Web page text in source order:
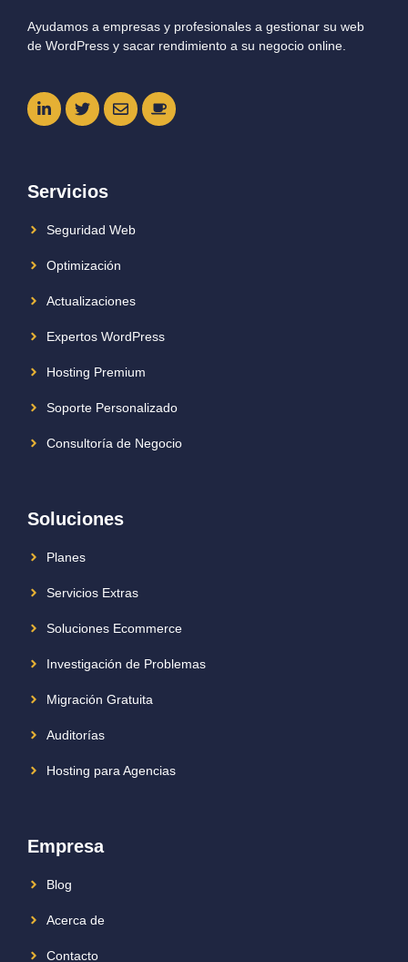
Ayudamos a empresas y profesionales a gestionar su web
de WordPress y sacar rendimiento a su negocio online.
Servicios
Seguridad Web
Optimización
Actualizaciones
Expertos WordPress
Hosting Premium
Soporte Personalizado
Consultoría de Negocio
Soluciones
Planes
Servicios Extras
Soluciones Ecommerce
Investigación de Problemas
Migración Gratuita
Auditorías
Hosting para Agencias
Empresa
Blog
Acerca de
Contacto